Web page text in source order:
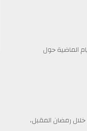
الماضية حول
رمضان المقبل،